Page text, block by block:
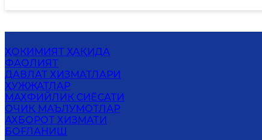
ҲОКИМИЯТ ҲАҚИДА
ФАОЛИЯТ
ДАВЛАТ ХИЗМАТЛАРИ
ҲУЖЖАТЛАР
МАХФИЙЛИК СИЁСАТИ
ОЧИҚ МАЪЛУМОТЛАР
АХБОРОТ ХИЗМАТИ
БОҒЛАНИШ